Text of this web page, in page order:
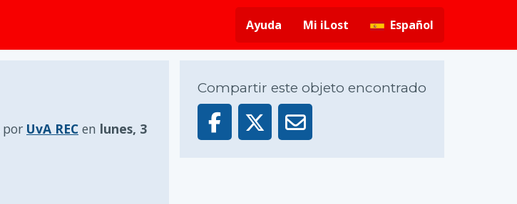
Ayuda Mi iLost Español
por UvA REC en lunes, 3
Compartir este objeto encontrado